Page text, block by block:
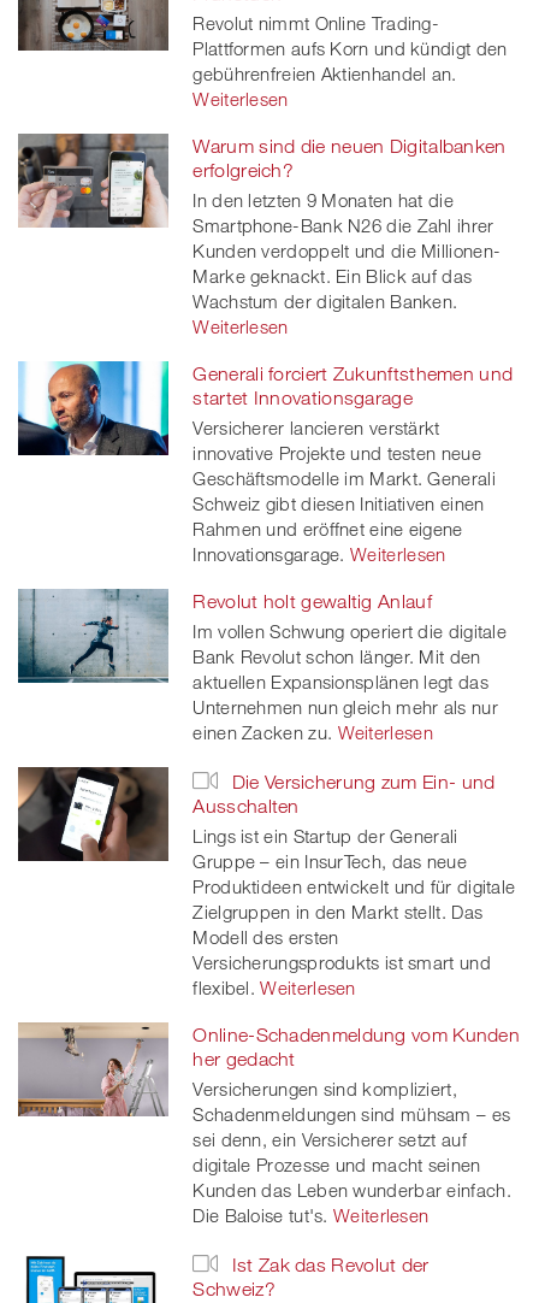
Revolut nimmt Online Trading-
Plattformen aufs Korn und kündigt den
gebührenfreien Aktienhandel an.
Weiterlesen
Warum sind die neuen Digitalbanken
erfolgreich?
In den letzten 9 Monaten hat die
Smartphone-Bank N26 die Zahl ihrer
Kunden verdoppelt und die Millionen-
Marke geknackt. Ein Blick auf das
Wachstum der digitalen Banken.
Weiterlesen
Generali forciert Zukunftsthemen und
startet Innovationsgarage
Versicherer lancieren verstärkt
innovative Projekte und testen neue
Geschäftsmodelle im Markt. Generali
Schweiz gibt diesen Initiativen einen
Rahmen und eröffnet eine eigene
Innovationsgarage. Weiterlesen
Revolut holt gewaltig Anlauf
Im vollen Schwung operiert die digitale
Bank Revolut schon länger. Mit den
aktuellen Expansionsplänen legt das
Unternehmen nun gleich mehr als nur
einen Zacken zu. Weiterlesen
Die Versicherung zum Ein- und
Ausschalten
Lings ist ein Startup der Generali
Gruppe – ein InsurTech, das neue
Produktideen entwickelt und für digitale
Zielgruppen in den Markt stellt. Das
Modell des ersten
Versicherungsprodukts ist smart und
flexibel. Weiterlesen
Online-Schadenmeldung vom Kunden
her gedacht
Versicherungen sind kompliziert,
Schadenmeldungen sind mühsam – es
sei denn, ein Versicherer setzt auf
digitale Prozesse und macht seinen
Kunden das Leben wunderbar einfach.
Die Baloise tut's.Weiterlesen
Ist Zak das Revolut der
Schweiz?